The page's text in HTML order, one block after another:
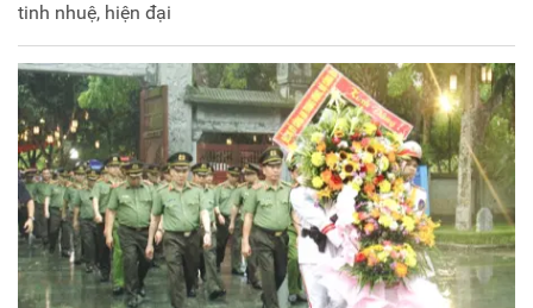
tinh nhuệ, hiện đại